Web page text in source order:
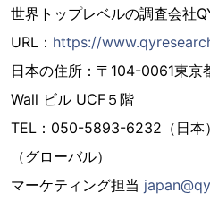
世界トップレベルの調査会社
URL： https://
日本の住所：〒104-0061東
Wall ビル UCF５階
TEL：050-5893-6232（日
（グローバル）
マーケティング担当